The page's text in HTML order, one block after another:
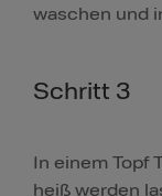
waschen und
Schritt 3
In einem Topf
heiß werden